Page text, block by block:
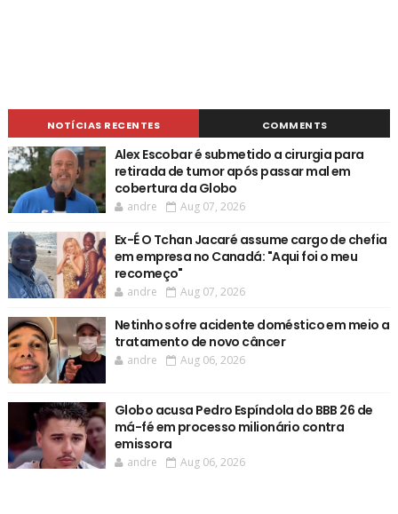
NOTÍCIAS RECENTES COMMENTS
Alex Escobar é submetido a cirurgia para
retirada de tumor após passar mal em
cobertura da Globo
andre Aug 07, 2026
Ex-É O Tchan Jacaré assume cargo de chefia
em empresa no Canadá: "Aqui foi o meu
recomeço"
andre Aug 07, 2026
Netinho sofre acidente doméstico em meio a
tratamento de novo câncer
andre Aug 06, 2026
Globo acusa Pedro Espíndola do BBB 26 de
má-fé em processo milionário contra
emissora
andre Aug 06, 2026